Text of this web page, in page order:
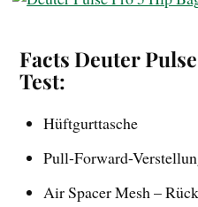
Facts Deuter
Test:
Hüftgurttasche
Pull-Forward-
Air Spacer Mesh –